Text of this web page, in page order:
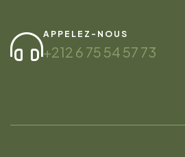
APPELEZ-NOUS
+212 6 75 54 57 73